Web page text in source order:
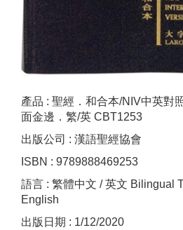
產品 : 聖經．和合本/NIV中英對
面金邊．繁/英 CBT1253
出版公司 : 漢語聖經協會
ISBN : 9789888469253
語言 : 繁體中文 / 英文 Bilingual
English
出版日期 : 1/12/2020